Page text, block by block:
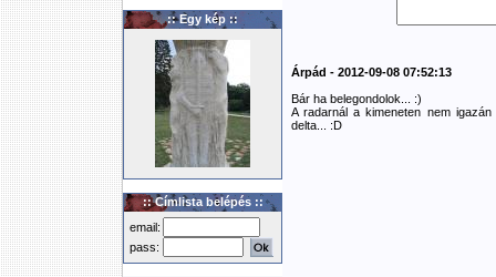
:: Egy kép ::
:: Címlista belépés ::
email:
pass:
Árpád - 2012-09-08 07:52:13
Bár ha belegondolok... :)
A radarnál a kimeneten nem
delta... :D